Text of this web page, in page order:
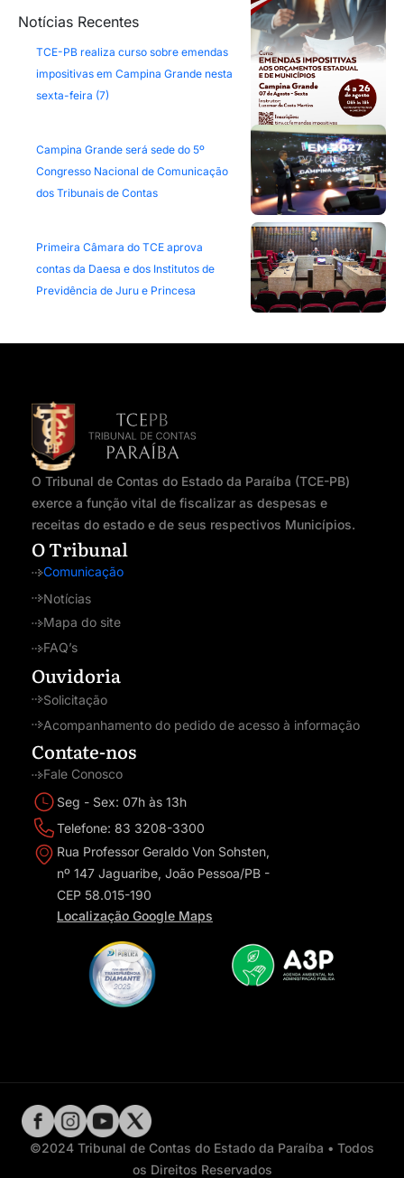
Notícias Recentes
TCE-PB realiza curso sobre emendas
impositivas em Campina Grande nesta
sexta-feira (7)
Campina Grande será sede do 5º
Congresso Nacional de Comunicação
dos Tribunais de Contas
Primeira Câmara do TCE aprova
contas da Daesa e dos Institutos de
Previdência de Juru e Princesa
O Tribunal de Contas do Estado da Paraíba (TCE-PB)
exerce a função vital de fiscalizar as despesas e
receitas do estado e de seus respectivos Municípios.
O Tribunal
Comunicação
Notícias
Mapa do site
FAQ’s
Ouvidoria
Solicitação
Acompanhamento do pedido de acesso à informação
Contate-nos
Fale Conosco
Seg - Sex: 07h às 13h
Telefone: 83 3208-3300
Rua Professor Geraldo Von Sohsten,
nº 147 Jaguaribe, João Pessoa/PB -
CEP 58.015-190
Localização Google Maps
©2024 Tribunal de Contas do Estado da Paraíba • Todos
os Direitos Reservados